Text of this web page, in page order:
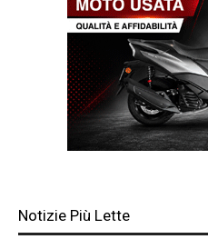
Notizie Più Lette